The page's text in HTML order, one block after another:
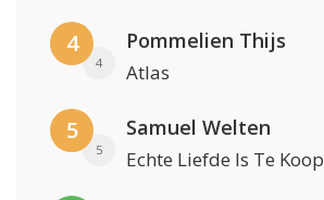
4
4
Pommelien Thijs
Atlas
5
5
Samuel Welten
Echte Liefde Is Te Koop